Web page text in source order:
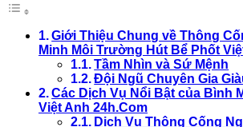
Giới Thiệu Chung về Thông
Minh Môi Trường Hút Bể Phốt
Tầm Nhìn và Sứ Mệnh
Đội Ngũ Chuyên Gia
Các Dịch Vụ Nổi Bật của Bình
Việt Anh 24h.Com
Dịch Vụ Thông Cống